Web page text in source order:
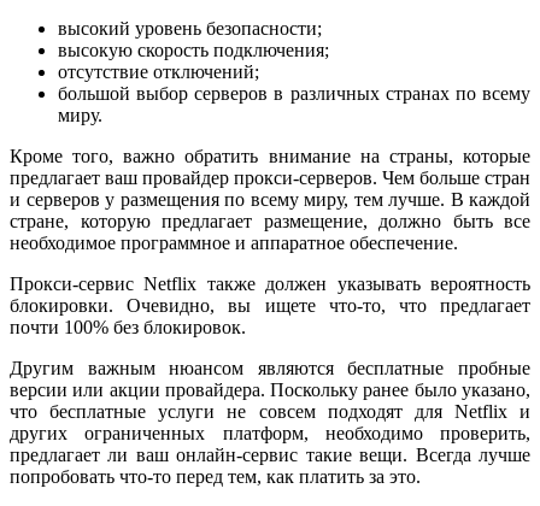
высокий уровень безопасности;
высокую скорость подключения;
отсутствие отключений;
большой выбор серверов в различных странах по всему
миру.
Кроме того, важно обратить внимание на страны, которые
предлагает ваш провайдер прокси-серверов. Чем больше стран
и серверов у размещения по всему миру, тем лучше. В каждой
стране, которую предлагает размещение, должно быть все
необходимое программное и аппаратное обеспечение.
Прокси-сервис Netflix также должен указывать вероятность
блокировки. Очевидно, вы ищете что-то, что предлагает
почти 100% без блокировок.
Другим важным нюансом являются бесплатные пробные
версии или акции провайдера. Поскольку ранее было указано,
что бесплатные услуги не совсем подходят для Netflix и
других ограниченных платформ, необходимо проверить,
предлагает ли ваш онлайн-сервис такие вещи. Всегда лучше
попробовать что-то перед тем, как платить за это.